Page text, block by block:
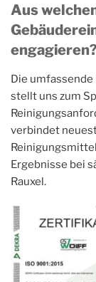
Aus
Die
stellt uns zum
verbindet
Ergebnisse bei
Rauxel.